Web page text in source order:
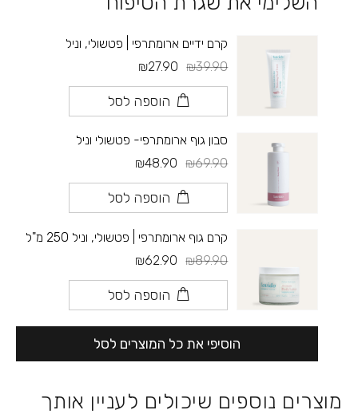
קרם ידיים ארומתרפי | פטשולי, וניל
₪39.90
₪27.90
הוספה לסל
סבון גוף ארומתרפי- פטשולי וניל
₪69.90
₪48.90
הוספה לסל
קרם גוף ארומתרפי | פטשולי, וניל 250 מ"ל
₪89.90
₪62.90
הוספה לסל
הוסיפי את כל המוצרים לסל
מוצרים נוספים שיכולים לעניין אותך